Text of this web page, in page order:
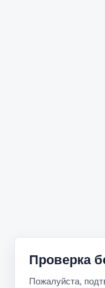
Проверка
Пожалуйста,